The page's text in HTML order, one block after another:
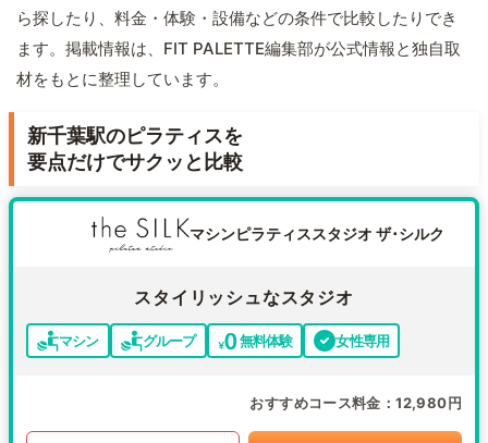
ら探したり、料金・体験・設備などの条件で比較したりでき
ます。掲載情報は、FIT PALETTE編集部が公式情報と独自取
材をもとに整理しています。
新千葉駅のピラティスを
要点だけでサクッと比較
マシンピラティススタジオ ザ･シルク
スタイリッシュなスタジオ
マシン グループ 無料体験 女性専用
おすすめコース料金 12,980円